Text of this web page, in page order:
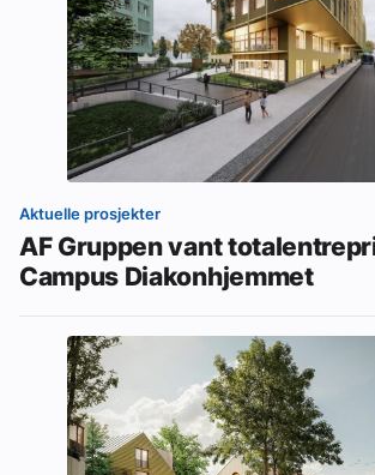
Aktuelle prosjekter
AF Gruppen vant
Campus Diakonhjemmet